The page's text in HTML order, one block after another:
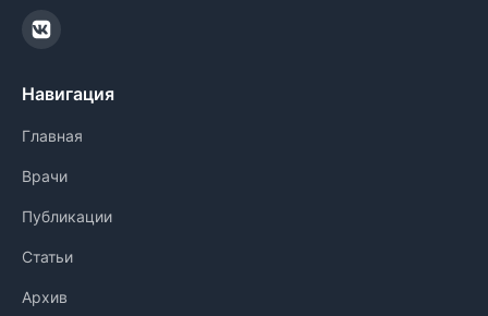
Навигация
Главная
Врачи
Публикации
Статьи
Архив